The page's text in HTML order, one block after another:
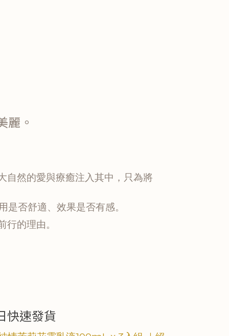
麗。
自然的愛與療癒注入其中，只為將
否舒適、效果是否有感。
的理由。
快速發貨